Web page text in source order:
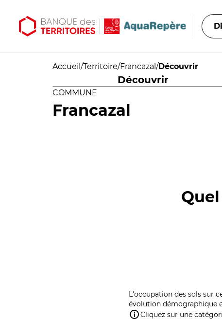
Accueil /Territoire/Francazal /Découvrir
Découvrir
COMMUNE
Francazal
L'occupation des sols sur
évolution démographique
Cliquez sur une